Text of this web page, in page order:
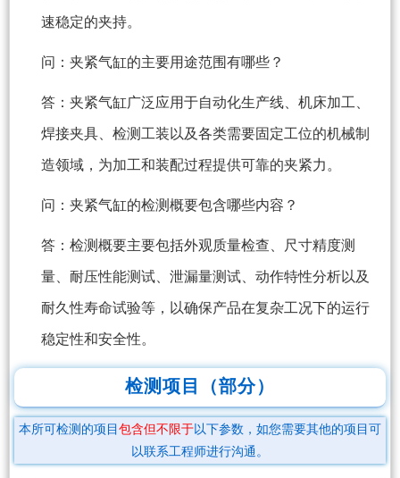
速稳定的夹持。
问：夹紧气缸的主要用途范围有哪些？
答：夹紧气缸广泛应用于自动化生产线、机床加工、
焊接夹具、检测工装以及各类需要固定工位的机械制
造领域，为加工和装配过程提供可靠的夹紧力。
问：夹紧气缸的检测概要包含哪些内容？
答：检测概要主要包括外观质量检查、尺寸精度测
量、耐压性能测试、泄漏量测试、动作特性分析以及
耐久性寿命试验等，以确保产品在复杂工况下的运行
稳定性和安全性。
检测项目（部分）
本所可检测的项目 包含但不限于以下参数，如您需要其他的项目可
以联系工程师进行沟通。